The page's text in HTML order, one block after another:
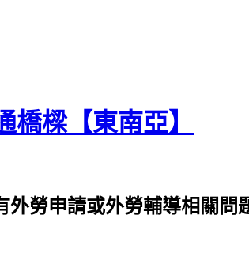
樑【東南亞】
勞申請或外勞輔導相關問